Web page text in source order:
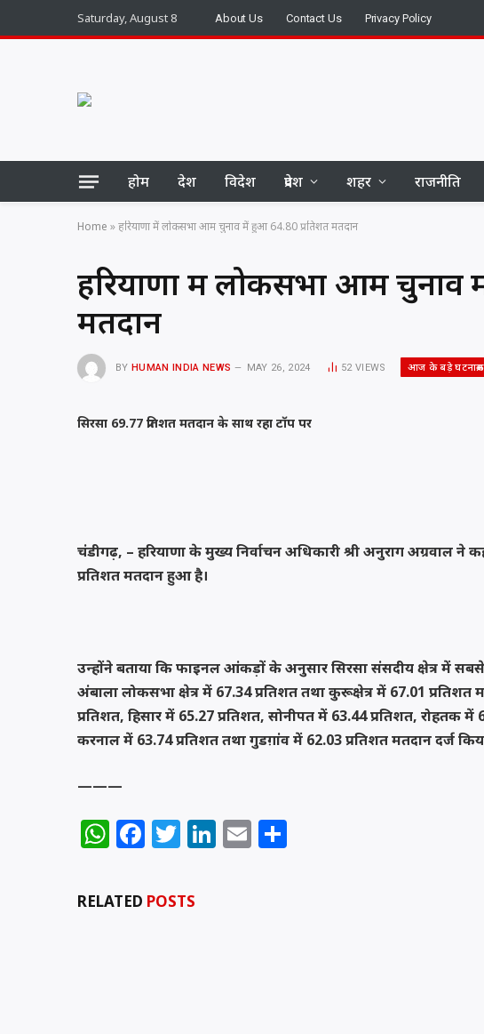
Saturday, August 8 About Us Contact Us Privacy Policy
होम देश विदेश प्रदेश शहर राजनीति
Home »हरियाणा में लोकसभा आम चुनाव में हुआ 64.80 प्रतिशत मतदान
हरियाणा में लोकसभा आम चुनाव
मतदान
BY HUMAN INDIA NEWS MAY 26, 2024 52 VIEWS आज के बड़े घटनाक्रम
सिरसा 69.77 प्रतिशत मतदान के साथ रहा टॉप पर
चंडीगढ़, – हरियाणा के मुख्य निर्वाचन अधिकारी श्री अनुराग अग्रवाल
प्रतिशत मतदान हुआ है।
उन्होंने बताया कि फाइनल आंकड़ों के अनुसार सिरसा संसदीय क्षेत्र में
अंबाला लोकसभा क्षेत्र में 67.34 प्रतिशत तथा कुरूक्षेत्र में 67.01 प्रतिशत
प्रतिशत, हिसार में 65.27 प्रतिशत, सोनीपत में 63.44 प्रतिशत, रोहतक में
करनाल में 63.74 प्रतिशत तथा गुडग़ांव में 62.03 प्रतिशत मतदान दर्ज
———
WhatsApp
Facebook
Twitter
LinkedIn
Email
RELATED POSTS